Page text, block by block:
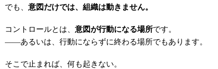
でも、 意図だけでは、組織は動きません。
コントロールとは、 意図が行動になる場所です。
――あるいは、行動にならずに終わる場所でもあります。
そこで止まれば、何も起きない。